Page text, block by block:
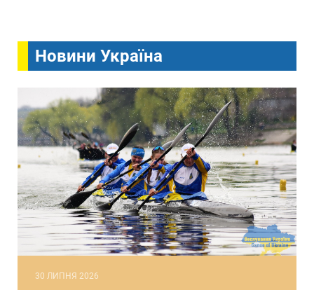
Новини Україна
30 ЛИПНЯ 2026